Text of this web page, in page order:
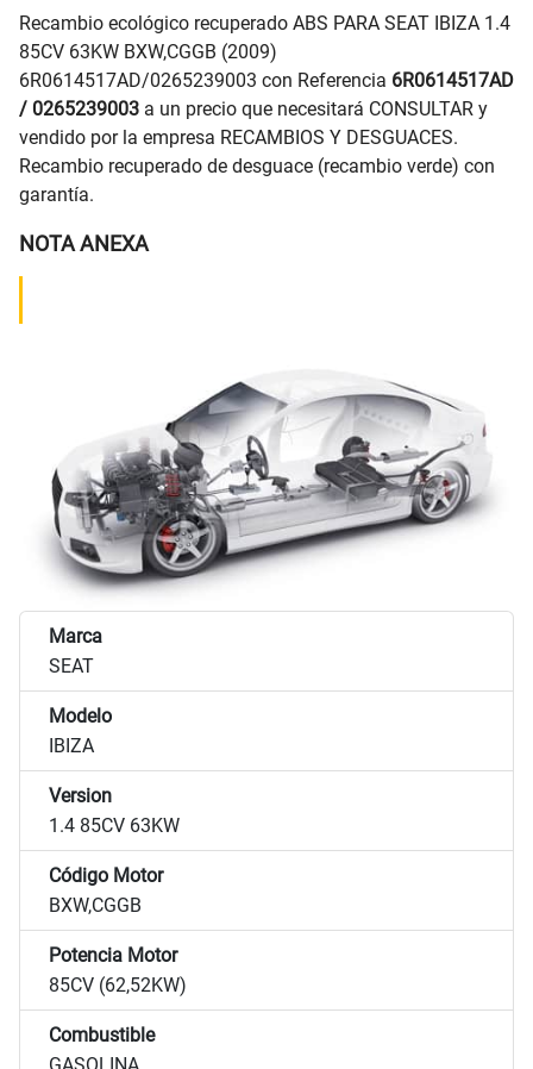
Recambio ecológico recuperado ABS PARA SEAT IBIZA 1.4
85CV 63KW BXW,CGGB (2009)
6R0614517AD/0265239003 con Referencia 6R0614517AD
/ 0265239003 a un precio que necesitará CONSULTAR y
vendido por la empresa RECAMBIOS Y DESGUACES.
Recambio recuperado de desguace (recambio verde) con
garantía.
NOTA ANEXA
Marca
SEAT
Modelo
IBIZA
Version
1.4 85CV 63KW
Código Motor
BXW,CGGB
Potencia Motor
85CV (62,52KW)
Combustible